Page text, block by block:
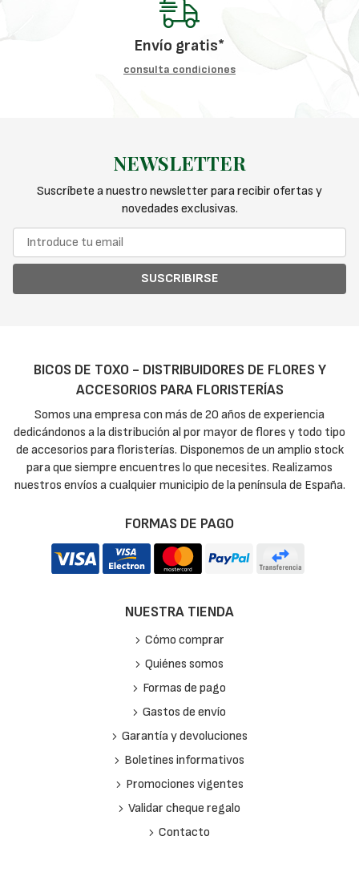
Envío gratis*
consulta condiciones
NEWSLETTER
Suscríbete a nuestro newsletter para recibir ofertas y
novedades exclusivas.
SUSCRIBIRSE
BICOS DE TOXO - DISTRIBUIDORES DE FLORES Y
ACCESORIOS PARA FLORISTERÍAS
Somos una empresa con más de 20 años de experiencia
dedicándonos a la distribución al por mayor de flores y todo tipo
de accesorios para floristerías. Disponemos de un amplio stock
para que siempre encuentres lo que necesites. Realizamos
nuestros envíos a cualquier municipio de la península de España.
FORMAS DE PAGO
NUESTRA TIENDA
Cómo comprar
Quiénes somos
Formas de pago
Gastos de envío
Garantía y devoluciones
Boletines informativos
Promociones vigentes
Validar cheque regalo
Contacto